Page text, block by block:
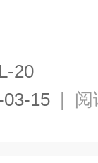
20
15 | 阅